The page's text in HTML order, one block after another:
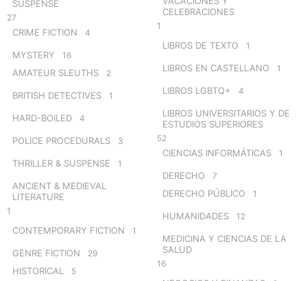
SUSPENSE
27
CRIME FICTION 4
MYSTERY 16
AMATEUR SLEUTHS 2
BRITISH DETECTIVES 1
HARD-BOILED 4
POLICE PROCEDURALS 3
THRILLER & SUSPENSE 1
ANCIENT & MEDIEVAL
LITERATURE
1
CONTEMPORARY FICTION 1
GENRE FICTION 29
HISTORICAL 5
CELEBRACIONES
1
LIBROS DE TEXTO 1
LIBROS EN CASTELLANO 1
LIBROS LGBTQ+ 4
LIBROS UNIVERSITARIOS Y DE
ESTUDIOS SUPERIORES
52
CIENCIAS INFORMÁTICAS 1
DERECHO 7
DERECHO PÚBLICO 1
HUMANIDADES 12
MEDICINA Y CIENCIAS DE LA
SALUD
16